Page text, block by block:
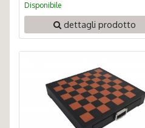
Disponibile
dettagli prodotto